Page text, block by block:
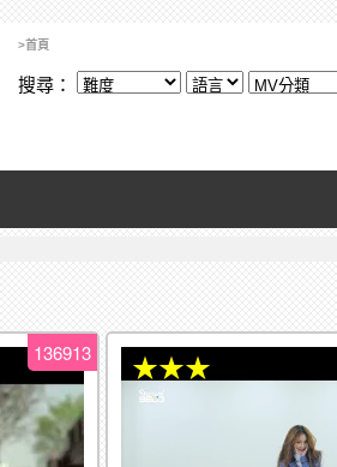
>首頁
搜尋：
136913
★★★